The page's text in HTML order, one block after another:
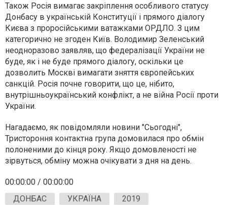
Також Росія вимагає закріплення особливого статусу
Донбасу в українській Конституції і прямого діалогу
Києва з проросійськими ватажками ОРДЛО. З цим
категорично не згоден Київ. Володимир Зеленський
неодноразово заявляв, що федералізації України не
буде, як і не буде прямого діалогу, оскільки це
дозволить Москві вимагати зняття європейських
санкцій. Росія почне говорити, що це, нібито,
внутрішньоукраїнський конфлікт, а не війна Росії проти
України.
Нагадаємо, як повідомляли новини "Сьогодні",
Тристороння контактна група домовилася про обмін
полоненими до кінця року. Якщо домовленості не
зірвуться, обміну можна очікувати з дня на день.
00:00:00 / 00:00:00
ДОНБАС
УКРАЇНА 2019